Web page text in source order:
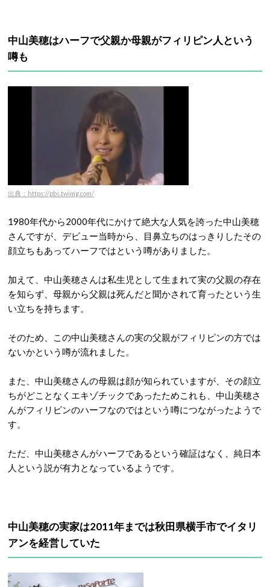
中山美穂はハーフで父親か母親がフィリピン人という
噂も
出典：https://pbs.twimg.com/
1980年代から2000年代にかけて絶大な人気を誇った中山美穂
さんですが、デビュー当時から、目鼻立ちのはっきりしたその
顔立ちもあってハーフではという噂がありました。
加えて、中山美穂さんは私生児として生まれて実の父親の存在
を知らず、母親から父親は死んだと聞かされて育ったという生
い立ちを持ちます。
そのため、この中山美穂さんの実の父親がフィリピンの方では
ないかという噂が流れました。
また、中山美穂さんの母親は顔が知られていますが、その顔立
ちがどことなくエキゾチックであったためこれも、中山美穂さ
んがフィリピンのハーフなのではという噂につながったようで
す。
ただ、中山美穂さんがハーフであるという確証はなく、純日本
人という説が有力となっているようです。
中山美穂の実家は2011年までは秋田県横手市でイタリ
アンを経営していた